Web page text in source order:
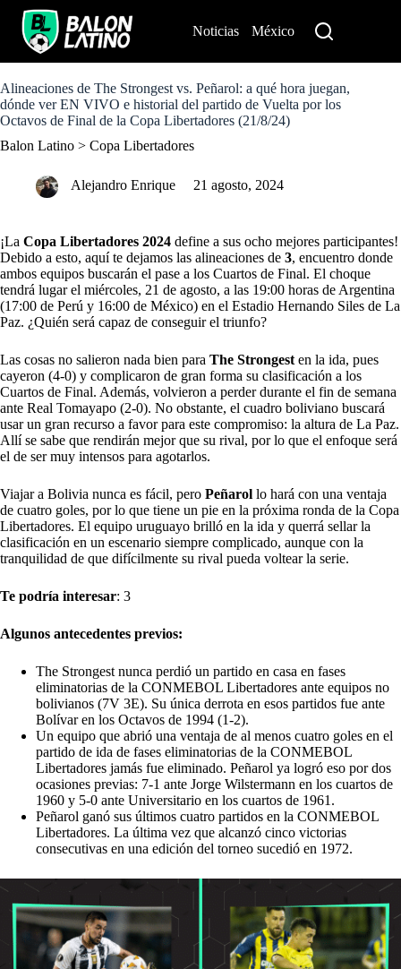
o
c
o
t
Noticias México
Alineaciones de The Strongest vs. Peñarol: a qué hora juegan,
dónde ver EN VIVO e historial del partido de Vuelta por los
Octavos de Final de la Copa Libertadores (21/8/24)
Balon Latino > Copa Libertadores
Alejandro Enrique 21 agosto, 2024
¡La Copa Libertadores 2024 define a sus ocho mejores participantes!
Debido a esto, aquí te dejamos las alineaciones de 3, encuentro donde
ambos equipos buscarán el pase a los Cuartos de Final. El choque
tendrá lugar el miércoles, 21 de agosto, a las 19:00 horas de Argentina
(17:00 de Perú y 16:00 de México) en el Estadio Hernando Siles de La
Paz. ¿Quién será capaz de conseguir el triunfo?
Las cosas no salieron nada bien para The Strongest en la ida, pues
cayeron (4-0) y complicaron de gran forma su clasificación a los
Cuartos de Final. Además, volvieron a perder durante el fin de semana
ante Real Tomayapo (2-0). No obstante, el cuadro boliviano buscará
usar un gran recurso a favor para este compromiso: la altura de La Paz.
Allí se sabe que rendirán mejor que su rival, por lo que el enfoque será
el de ser muy intensos para agotarlos.
Viajar a Bolivia nunca es fácil, pero Peñarol lo hará con una ventaja
de cuatro goles, por lo que tiene un pie en la próxima ronda de la Copa
Libertadores. El equipo uruguayo brilló en la ida y querrá sellar la
clasificación en un escenario siempre complicado, aunque con la
tranquilidad de que difícilmente su rival pueda voltear la serie.
Te podría interesar: 3
Algunos antecedentes previos:
The Strongest nunca perdió un partido en casa en fases
eliminatorias de la CONMEBOL Libertadores ante equipos no
bolivianos (7V 3E). Su única derrota en esos partidos fue ante
Bolívar en los Octavos de 1994 (1-2).
Un equipo que abrió una ventaja de al menos cuatro goles en el
partido de ida de fases eliminatorias de la CONMEBOL
Libertadores jamás fue eliminado. Peñarol ya logró eso por dos
ocasiones previas: 7-1 ante Jorge Wilstermann en los cuartos de
1960 y 5-0 ante Universitario en los cuartos de 1961.
Peñarol ganó sus últimos cuatro partidos en la CONMEBOL
Libertadores. La última vez que alcanzó cinco victorias
consecutivas en una edición del torneo sucedió en 1972.